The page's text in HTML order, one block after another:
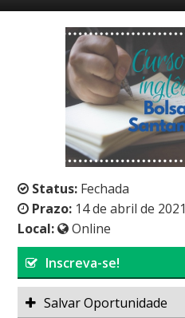
Status: Fechada
Prazo: 14 de abril de 2021
Local:
Online
Inscreva-se!
Salvar Oportunidade